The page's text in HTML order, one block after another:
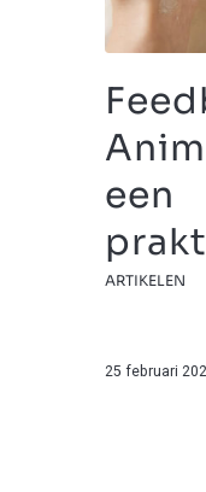
een
ARTIKELEN
25 februari